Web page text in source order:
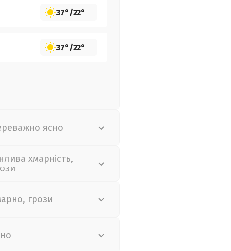
37°/22°
37°/22°
ясно
хмарність,
грози